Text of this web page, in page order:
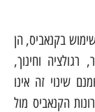
בקנאביס, הן
וחינוך,
שינוי זה אינו
הקנאביס מול